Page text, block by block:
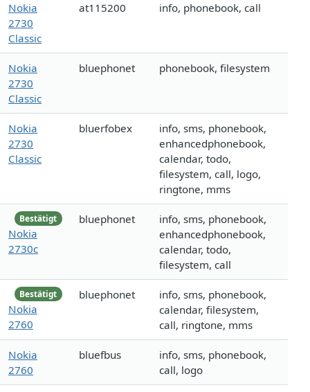
Nokia
2730
Classic
at115200 info, phonebook, call
Nokia
2730
Classic
bluephonet phonebook, filesystem
Nokia
2730
Classic
bluerfobex
info, sms, phonebook,
enhancedphonebook,
calendar, todo,
filesystem, call, logo,
ringtone, mms
Bestätigt
Nokia
2730c
bluephonet
info, sms, phonebook,
enhancedphonebook,
calendar, todo,
filesystem, call
Bestätigt
Nokia
2760
bluephonet
info, sms, phonebook,
calendar, filesystem,
call, ringtone, mms
Nokia
2760
bluefbus
info, sms, phonebook,
call, logo